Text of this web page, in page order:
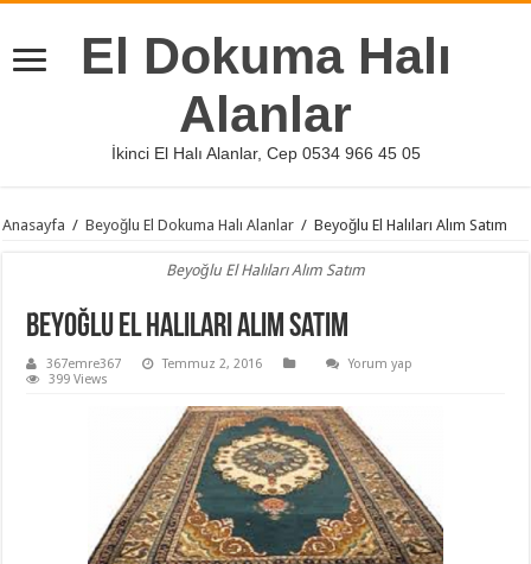
El Dokuma Halı
Alanlar
İkinci El Halı Alanlar, Cep 0534 966 45 05
Anasayfa / Beyoğlu El Dokuma Halı Alanlar / Beyoğlu El Halıları Alım Satım
Beyoğlu El Halıları Alım Satım
Beyoğlu El Halıları Alım Satım
367emre367 Temmuz 2, 2016
Yorum yap
399 Views